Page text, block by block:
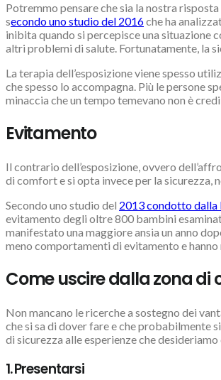
Potremmo pensare che sia la nostra
secondo uno studio del 2016che ha
inibita quando si percepisce una situazione
altri problemi di salute. Fortunatamente, la
La terapia dell’esposizione viene spesso
che spesso lo accompagna. Più le persone
minaccia che un tempo temevano non è
Evitamento
Il contrario dell’esposizione, ovvero
di comfort e si opta invece per la sicurezza,
Secondo uno studio del 2013 condotto dalla
evitamento degli oltre 800 bambini
manifestato una maggiore ansia un anno
meno comportamenti di evitamento e
Come uscire dalla zona di
Non mancano le ricerche a sostegno dei
che si sa di dover fare e che probabilmente
di sicurezza alle esperienze che
1. Presentarsi